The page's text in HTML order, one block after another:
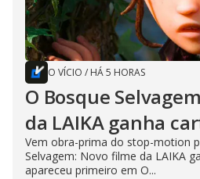
O VÍCIO / HÁ 5 HORAS
O Bosque
da LAIKA ganha
Vem obra-prima do stop-motion
Selvagem: Novo filme da LAIKA
apareceu primeiro em O...